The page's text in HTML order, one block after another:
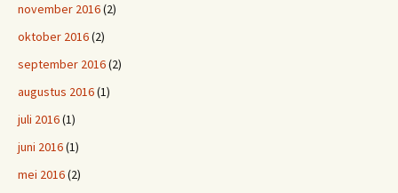
november 2016(2)
oktober 2016(2)
september 2016(2)
augustus 2016(1)
juli 2016(1)
juni 2016(1)
mei 2016(2)